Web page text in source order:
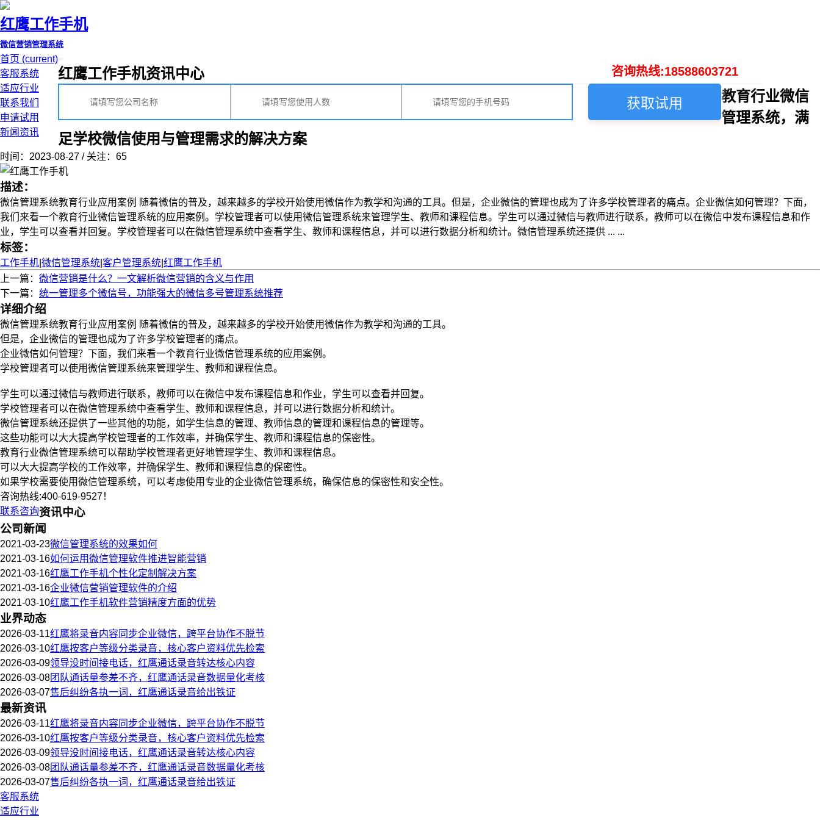
红鹰工作手机
微信营销管理系统
首页 (current)
客服系统
适应行业
联系我们
申请试用
新闻资讯
咨询热线:18588603721
红鹰工作手机资讯中心
获取试用
教育行业微信
管理系统，满
足学校微信使用与管理需求的解决方案
时间：2023-08-27 / 关注：65
描述：
微信管理系统教育行业应用案例 随着微信的普及，越来越多的学校开始使用微信作为教学和沟通的工具。但是，企业微信的管理也成为了许多学校管理者的痛点。企业微信如何管理？下面，
我们来看一个教育行业微信管理系统的应用案例。学校管理者可以使用微信管理系统来管理学生、教师和课程信息。学生可以通过微信与教师进行联系，教师可以在微信中发布课程信息和作
业，学生可以查看并回复。学校管理者可以在微信管理系统中查看学生、教师和课程信息，并可以进行数据分析和统计。微信管理系统还提供 ... ...
标签：
工作手机 微信管理系统 客户管理系统 红鹰工作手机
上一篇： 微信营销是什么？一文解析微信营销的含义与作用
下一篇： 统一管理多个微信号，功能强大的微信多号管理系统推荐
详细介绍
微信管理系统教育行业应用案例 随着微信的普及，越来越多的学校开始使用微信作为教学和沟通的工具。
但是，企业微信的管理也成为了许多学校管理者的痛点。
企业微信如何管理？下面，我们来看一个教育行业微信管理系统的应用案例。
学校管理者可以使用微信管理系统来管理学生、教师和课程信息。
学生可以通过微信与教师进行联系，教师可以在微信中发布课程信息和作业，学生可以查看并回复。
学校管理者可以在微信管理系统中查看学生、教师和课程信息，并可以进行数据分析和统计。
微信管理系统还提供了一些其他的功能，如学生信息的管理、教师信息的管理和课程信息的管理等。
这些功能可以大大提高学校管理者的工作效率，并确保学生、教师和课程信息的保密性。
教育行业微信管理系统可以帮助学校管理者更好地管理学生、教师和课程信息。
可以大大提高学校的工作效率，并确保学生、教师和课程信息的保密性。
如果学校需要使用微信管理系统，可以考虑使用专业的企业微信管理系统，确保信息的保密性和安全性。
咨询热线:400-619-9527！
联系咨询资讯中心
公司新闻
2021-03-23微信管理系统的效果如何
2021-03-16如何运用微信管理软件推进智能营销
2021-03-16红鹰工作手机个性化定制解决方案
2021-03-16企业微信营销管理软件的介绍
2021-03-10红鹰工作手机软件营销精度方面的优势
业界动态
2026-03-11红鹰将录音内容同步企业微信，跨平台协作不脱节
2026-03-10红鹰按客户等级分类录音，核心客户资料优先检索
2026-03-09领导没时间接电话，红鹰通话录音转达核心内容
2026-03-08团队通话量参差不齐，红鹰通话录音数据量化考核
2026-03-07售后纠纷各执一词，红鹰通话录音给出铁证
最新资讯
2026-03-11红鹰将录音内容同步企业微信，跨平台协作不脱节
2026-03-10红鹰按客户等级分类录音，核心客户资料优先检索
2026-03-09领导没时间接电话，红鹰通话录音转达核心内容
2026-03-08团队通话量参差不齐，红鹰通话录音数据量化考核
2026-03-07售后纠纷各执一词，红鹰通话录音给出铁证
客服系统
适应行业